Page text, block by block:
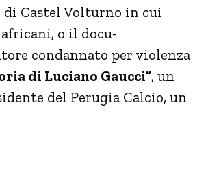
Castel Volturno in cui
o il docu-
condannato per violenza
di Luciano Gaucci”, un
del Perugia Calcio, un